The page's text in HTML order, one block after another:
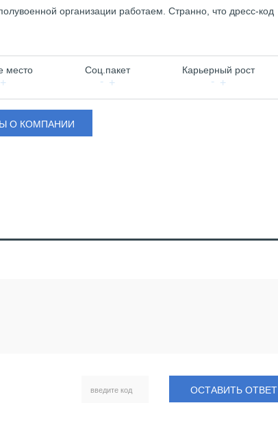
организации работаем. Странно, что дресс-код
место Соц.пакет Карьерный рост
О КОМПАНИИ
ОСТАВИТЬ ОТВЕТ